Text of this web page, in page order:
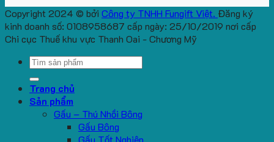
Copyright 2024 © bởi Công ty TNHH Fungift Việt. Đăng ký
kinh doanh số: 0108958687 cấp ngày: 25/10/2019 nơi cấp
Chi cục Thuế khu vực Thanh Oai - Chương Mỹ
Search
Trang chủ
Sản phẩm
Gấu – Thú Nhồi Bông
Gấu Bông
Gấu Tốt Nghiệp